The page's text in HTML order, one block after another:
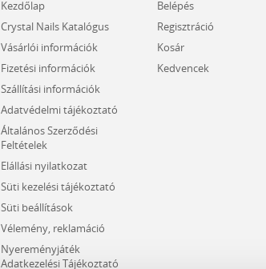
Kezdőlap
Crystal Nails Katalógus
Vásárlói információk
Fizetési információk
Szállítási információk
Adatvédelmi tájékoztató
Általános Szerződési
Feltételek
Elállási nyilatkozat
Süti kezelési tájékoztató
Süti beállítások
Vélemény, reklamáció
Nyereményjáték
Adatkezelési Tájékoztató
Belépés
Regisztráció
Kosár
Kedvencek